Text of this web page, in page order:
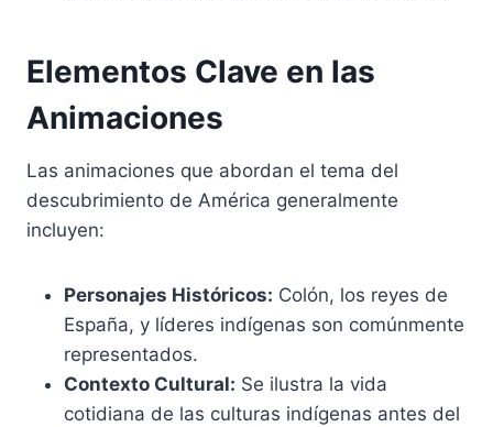
Elementos Clave en las
Animaciones
Las animaciones que abordan el tema del
descubrimiento de América generalmente
incluyen:
Personajes Históricos: Colón, los reyes de
España, y líderes indígenas son comúnmente
representados.
Contexto Cultural: Se ilustra la vida
cotidiana de las culturas indígenas antes del